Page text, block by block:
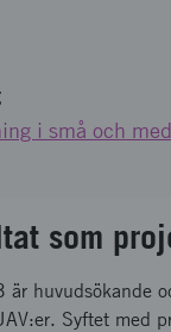
i små och
som
är huvudsökande
Syftet med